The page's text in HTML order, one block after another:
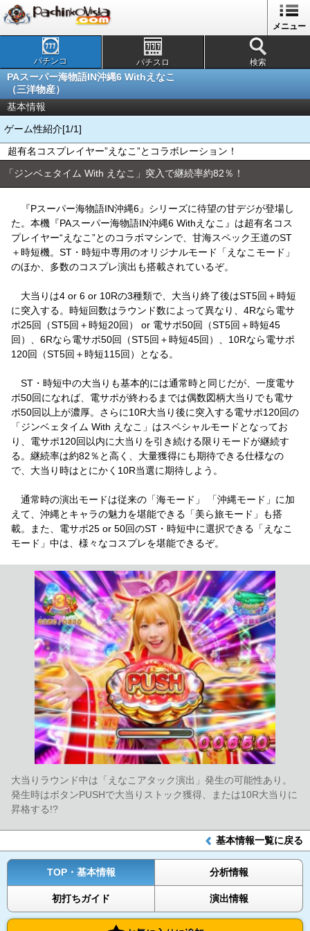
メニュー
パチンコ パチスロ 検索
PAスーパー海物語IN沖縄6 Withえなこ
（三洋物産）
基本情報
ゲーム性紹介[1/1]
超有名コスプレイヤー”えなこ”とコラボレーション！
「ジンベェタイム With えなこ」突入で継続率約82％！
『Pスーパー海物語IN沖縄6』シリーズに待望の甘デジが登場し
た。本機『PAスーパー海物語IN沖縄6 Withえなこ』は超有名コス
プレイヤー“えなこ”とのコラボマシンで、甘海スペック王道のST
＋時短機。ST・時短中専用のオリジナルモード「えなこモード」
のほか、多数のコスプレ演出も搭載されているぞ。
大当りは4 or 6 or 10Rの3種類で、大当り終了後はST5回＋時短
に突入する。時短回数はラウンド数によって異なり、4Rなら電サ
ポ25回（ST5回＋時短20回） or 電サポ50回（ST5回＋時短45
回）、6Rなら電サポ50回（ST5回＋時短45回）、10Rなら電サポ
120回（ST5回＋時短115回）となる。
ST・時短中の大当りも基本的には通常時と同じだが、一度電サ
ポ50回になれば、電サポが終わるまでは偶数図柄大当りでも電サ
ポ50回以上が濃厚。さらに10R大当り後に突入する電サポ120回の
「ジンベェタイム With えなこ」はスペシャルモードとなってお
り、電サポ120回以内に大当りを引き続ける限りモードが継続す
る。継続率は約82％と高く、大量獲得にも期待できる仕様なの
で、大当り時はとにかく10R当選に期待しよう。
通常時の演出モードは従来の「海モード」 「沖縄モード」に加
えて、沖縄とキャラの魅力を堪能できる「美ら旅モード」も搭
載。また、電サポ25 or 50回のST・時短中に選択できる「えなこ
モード」中は、様々なコスプレを堪能できるぞ。
大当りラウンド中は「えなこアタック演出」発生の可能性あり。
発生時はボタンPUSHで大当りストック獲得、または10R大当りに
昇格する!?
基本情報一覧に戻る
TOP・基本情報 分析情報
初打ちガイド 演出情報